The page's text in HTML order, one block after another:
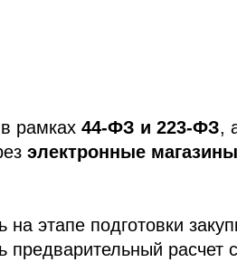
рамках 44-ФЗ и 223-ФЗ,
электронные
этапе подготовки
предварительный расчет